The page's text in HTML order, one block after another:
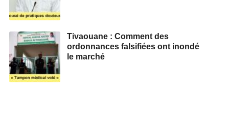
Tivaouane : Comment des
ordonnances falsifiées ont inondé
le marché